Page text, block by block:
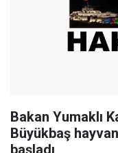
Bakan Yumaklı
Büyükbaş
başladı